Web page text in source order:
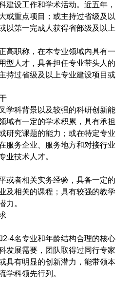
建设工作和学术活动。近五年，
或重点项目；或主持过省级及以
以第一完成人获得省部级及以上
高职称，在本专业领域内具有一
型人才，具备担任专业带头人的
持过省级及以上专业建设项目或
学科背景以及较强的科研创新能
域有一定的学术积累，具有承担
研究课题的能力；或在特定专业
服务企业、服务地方和对接行业
业技术人才。
或者相关实务经验，具备一定的
及相关的课程；具有较强的教学
力。
2-4名专业和年龄结构合理的核心
发展需要，团队取得过同行专家
具有明显的创新潜力，能带领本
学科领先行列。